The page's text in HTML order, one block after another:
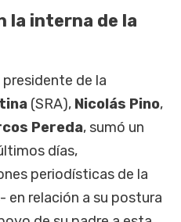
la interna de la
de la
(SRA), Nicolás Pino,
Pereda, sumó un
días,
periodísticas de la
en relación a su postura